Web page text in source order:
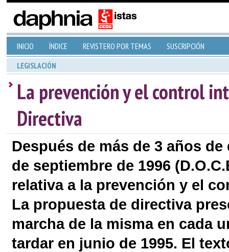
INICIO ÍNDICE REVISTERO POR TEMAS SUSCRIPCIÓN
LEGISLACIÓN
La prevención y el control
Directiva
Después de más de 3 años
de septiembre de 1996
relativa a la prevención y el
La propuesta de directiva
marcha de la misma en cada
tardar en junio de 1995. El